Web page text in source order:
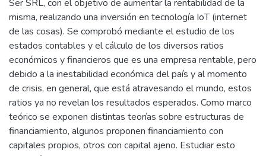
Ser SRL, con el objetivo de aumentar la rentabilidad de la
misma, realizando una inversión en tecnología IoT (internet
de las cosas). Se comprobó mediante el estudio de los
estados contables y el cálculo de los diversos ratios
económicos y financieros que es una empresa rentable, pero
debido a la inestabilidad económica del país y al momento
de crisis, en general, que está atravesando el mundo, estos
ratios ya no revelan los resultados esperados. Como marco
teórico se exponen distintas teorías sobre estructuras de
financiamiento, algunos proponen financiamiento con
capitales propios, otros con capital ajeno. Estudiar esto